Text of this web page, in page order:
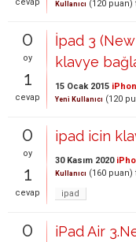
Kullanıcı (120 puan)
0
oy
1
cevap
İpad 3
klavye
15 Ocak 2015
Yeni Kullanıcı (120
0
oy
1
cevap
ipad icin
30 Kasım 2020
Kullanıcı (160 puan)
ipad
0 iPad Air